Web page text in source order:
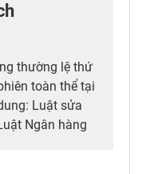
thường lệ thứ
toàn thể tại
Luật sửa
Ngân hàng